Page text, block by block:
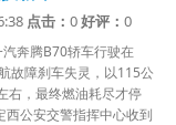
点击：0好评：0
奔腾B70轿车行驶在
故障刹车失灵，以115公
右，最终燃油耗尽才停
公安交警指挥中心收到